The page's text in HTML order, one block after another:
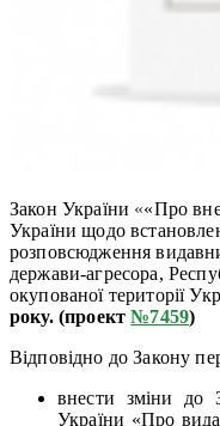
Закон України ««Про
України щодо
розповсюдження
держави-агресора,
окупованої території
року. (проект №7459)
Відповідно до Закону
внести зміни до
України «Про